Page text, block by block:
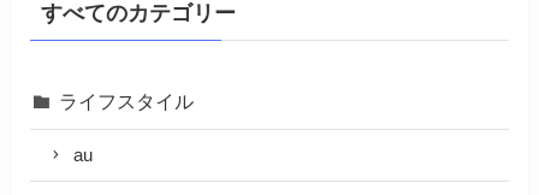
すべてのカテゴリー
ライフスタイル
au